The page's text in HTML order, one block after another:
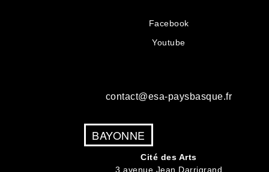
Facebook
Youtube
contact@esa-paysbasque.fr
BAYONNE
Cité des Arts
3 avenue Jean Darrigrand